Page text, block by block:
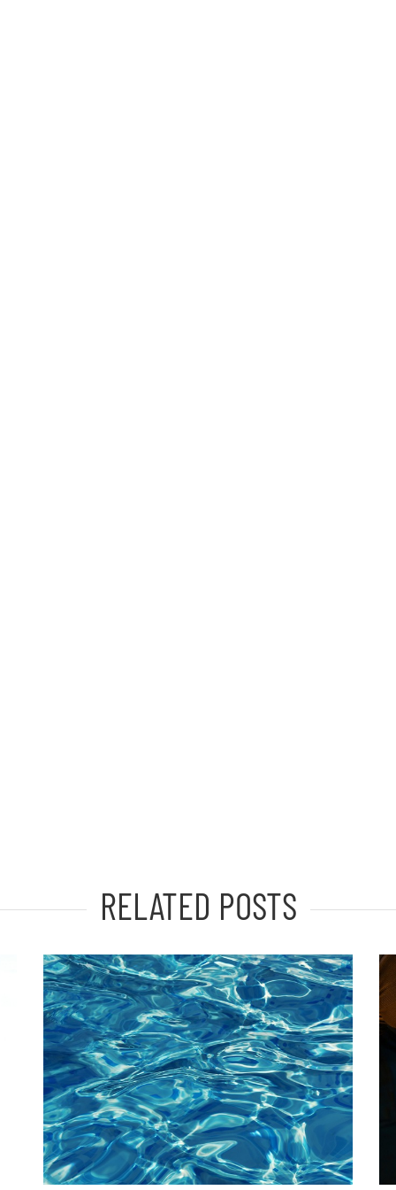
RELATED POSTS